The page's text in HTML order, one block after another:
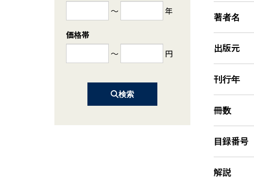
著者名
出版元
刊行年
冊数
目録番号
解説
～
年
価格帯
～
円
検索